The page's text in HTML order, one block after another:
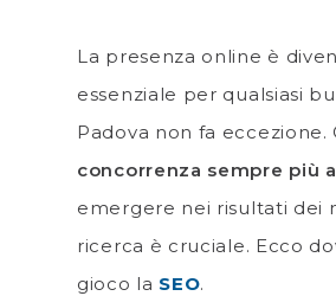
La presenza online è
essenziale per qualsiasi
Padova non fa eccezione.
concorrenza sempre più
emergere nei risultati dei
ricerca è cruciale. Ecco
gioco la SEO.